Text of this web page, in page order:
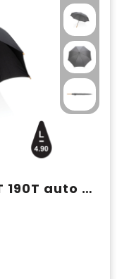
23" Impact AWARE™ RPET 190T auto open bamboe paraplu